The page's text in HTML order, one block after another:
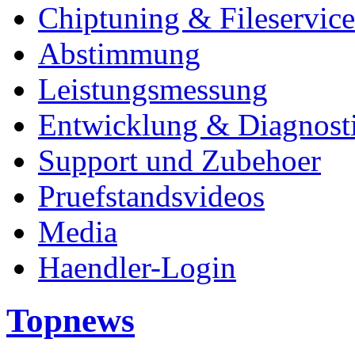
Chiptuning & Fileservice
Abstimmung
Leistungsmessung
Entwicklung &
Support und Zubehoer
Pruefstandsvideos
Media
Haendler-Login
Topnews